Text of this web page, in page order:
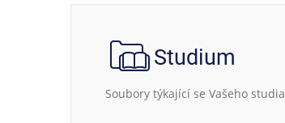
Studium
Soubory týkající se Vašeho studia